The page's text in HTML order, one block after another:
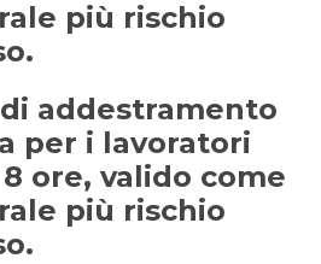
più rischio
addestramento
per i lavoratori
ore, valido come
più rischio